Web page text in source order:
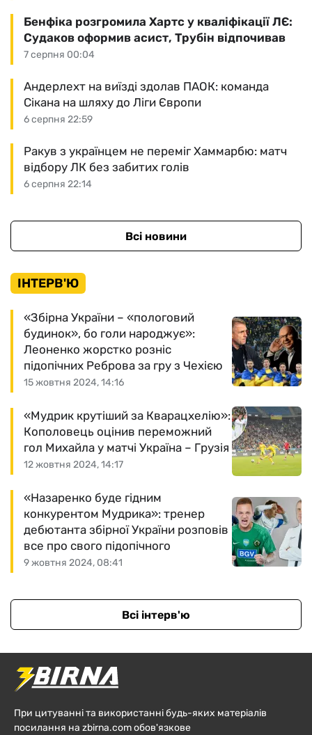
7 серпня 00:04
Бенфіка розгромила Хартс у кваліфікації ЛЄ:
Судаков оформив асист, Трубін відпочивав
6 серпня 22:59
Андерлехт на виїзді здолав ПАОК: команда
Сікана на шляху до Ліги Європи
6 серпня 22:14
Ракув з українцем не переміг Хаммарбю: матч
відбору ЛК без забитих голів
Всі новини
ІНТЕРВ'Ю
15 жовтня 2024, 14:16
«Збірна України – «пологовий
будинок», бо голи народжує»:
Леоненко жорстко розніс
підопічних Реброва за гру з Чехією
12 жовтня 2024, 14:17
«Мудрик крутіший за Кварацхелію»:
Кополовець оцінив переможний
гол Михайла у матчі Україна – Грузія
9 жовтня 2024, 08:41
«Назаренко буде гідним
конкурентом Мудрика»: тренер
дебютанта збірної України розповів
все про свого підопічного
Всі інтерв'ю
При цитуванні та використанні будь-яких матеріалів
посилання на zbirna.com обов'язкове